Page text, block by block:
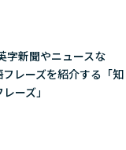
字新聞やニュースな
レーズを紹介する「知
ーズ」